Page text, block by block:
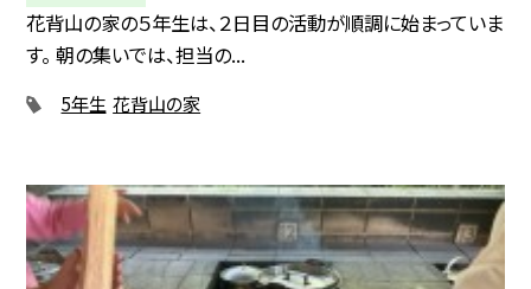
花背山の家の５年生は、２日目の活動が順調に始まっていま
す。 朝の集いでは、担当の...
5年生 花背山の家